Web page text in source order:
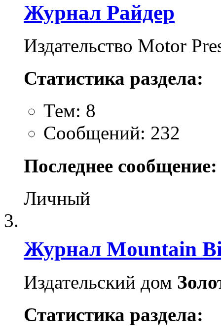
Журнал Райдер
Издательство Motor
Статистика раздела:
Тем: 8
Сообщений: 232
Последнее сообщение:
Личный
Журнал Mountain
Издательский дом
Статистика раздела: